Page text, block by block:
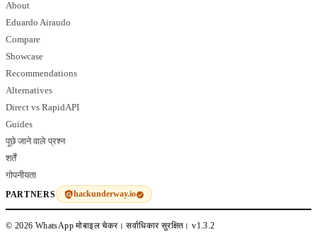
About
Eduardo Airaudo
Compare
Showcase
Recommendations
Alternatives
Direct vs RapidAPI
Guides
पूछे जाने वाले प्रश्न
शर्तें
गोपनीयता
PARTNERS hackunderway.io
© 2026 WhatsApp मोबाइल चेकर। सर्वाधिकार सुरक्षित।v1.3.2